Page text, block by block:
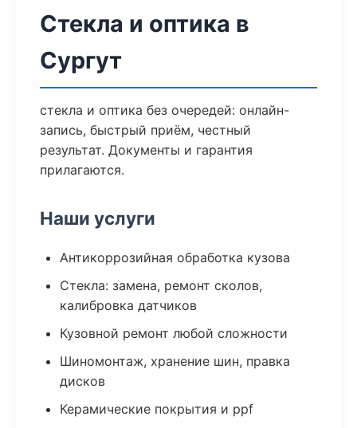
Стекла и оптика в
Сургут
стекла и оптика без очередей: онлайн-
запись, быстрый приём, честный
результат. Документы и гарантия
прилагаются.
Наши услуги
Антикоррозийная обработка кузова
Стекла: замена, ремонт сколов,
калибровка датчиков
Кузовной ремонт любой сложности
Шиномонтаж, хранение шин, правка
дисков
Керамические покрытия и ppf